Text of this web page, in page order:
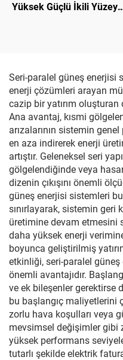
Yüksek Güçlü İkili Yüzeyli
Seri-paralel güneş enerjisi
enerji çözümleri arayan
cazip bir yatırım
Ana avantaj, kısmi
arızalarının sistemin
en aza indirerek enerji
artıştır. Geleneksel seri
gölgelendiğinde veya
dizenin çıkışını önemli
güneş enerjisi sistemleri
sınırlayarak, sistemin geri
üretimine devam etmesini
daha yüksek enerji
boyunca geliştirilmiş
etkinliği, seri-paralel
önemli avantajıdır.
ve ek bileşenler gerektirse
bu başlangıç maliyetlerini
zorlu hava koşulları veya
mevsimsel değişimler gibi
yüksek performans
tutarlı şekilde elektrik